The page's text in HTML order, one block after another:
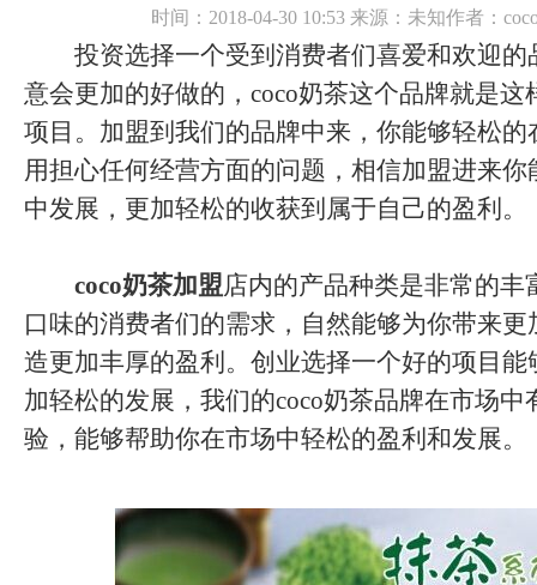
时间：2018-04-30 10:53 来源：未知作者：
投资选择一个受到消费者们喜爱和欢迎的
意会更加的好做的，coco奶茶这个品牌就是这
项目。加盟到我们的品牌中来，你能够轻松的
用担心任何经营方面的问题，相信加盟进来
中发展，更加轻松的收获到属于自己的盈利。
coco奶茶加盟店内的产品种类是非常的丰
口味的消费者们的需求，自然能够为你带来
造更加丰厚的盈利。创业选择一个好的项目能
加轻松的发展，我们的coco奶茶品牌在市场中
验，能够帮助你在市场中轻松的盈利和发展。